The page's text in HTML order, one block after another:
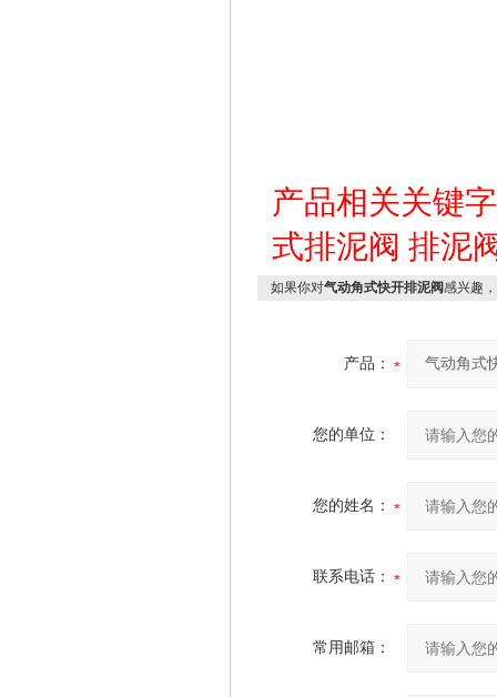
产品相关关键
式排泥阀 排泥
如果你对气动角式快开排泥阀感兴趣
产品：
您的单位：
您的姓名：
联系电话：
常用邮箱：